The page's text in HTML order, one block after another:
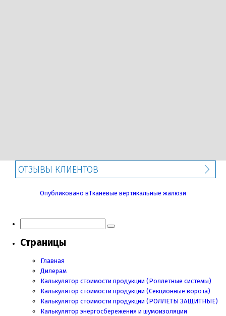
ОТЗЫВЫ КЛИЕНТОВ
НавигацияОпубликовано вТканевые вертикальные жалюзи
Страницы
Главная
Дилерам
Калькулятор стоимости продукции (Роллетные системы)
Калькулятор стоимости продукции (Секционные ворота)
Калькулятор стоимости продукции (РОЛЛЕТЫ ЗАЩИТНЫЕ)
Калькулятор энергосбережения и шумоизоляции